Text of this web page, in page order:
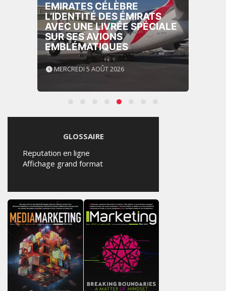
EMIRATES CÉLÈBRE
L’IDENTITÉ DES ÉMIRATS
AVEC UNE LIVRÉE SPÉCIALE
SUR SES AVIONS
EMBLÉMATIQUES
MERCREDI 5 AOÛT 2026
GLOSSAIRE
Reputation en ligne
Affichage grand format